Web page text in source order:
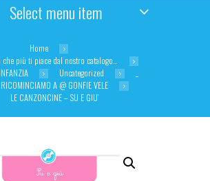
Select menu item
Home
più ti piace dal nostro catalogo…
Uncategorized
RICOMINCIAMO A @ GONFIE VELE
LE CANZONCINE – SU E GIU’